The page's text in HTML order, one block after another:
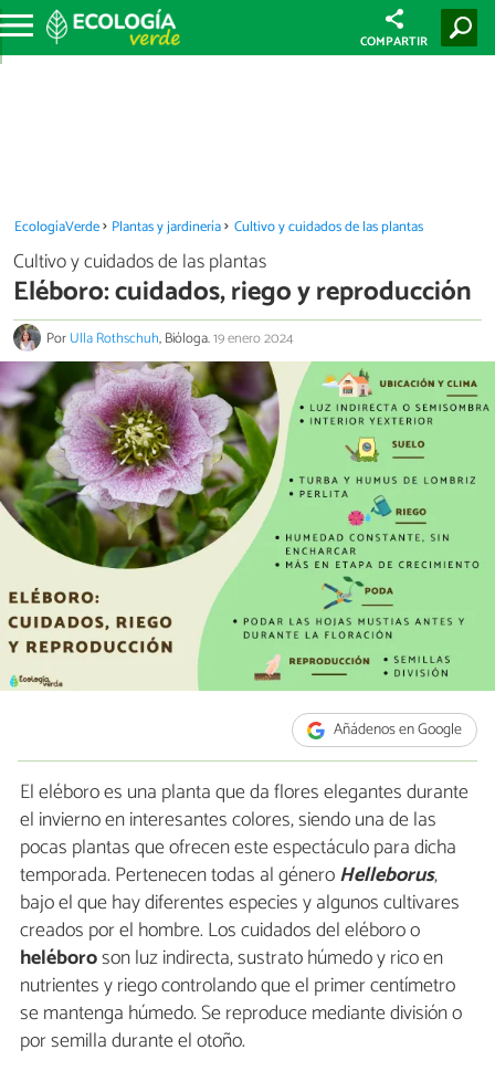
COMPARTIR
EcologíaVerde Plantas y jardinería Cultivo y cuidados de las plantas
Cultivo y cuidados de las plantas
Eléboro: cuidados, riego y reproducción
PorUlla Rothschuh, Bióloga.19 enero 2024
Añádenos en Google
El eléboro es una planta que da flores elegantes durante
el invierno en interesantes colores, siendo una de las
pocas plantas que ofrecen este espectáculo para dicha
temporada. Pertenecen todas al géneroHelleborus,
bajo el que hay diferentes especies y algunos cultivares
creados por el hombre. Los cuidados del eléboro o
heléboroson luz indirecta, sustrato húmedo y rico en
nutrientes y riego controlando que el primer centímetro
se mantenga húmedo. Se reproduce mediante división o
por semilla durante el otoño.